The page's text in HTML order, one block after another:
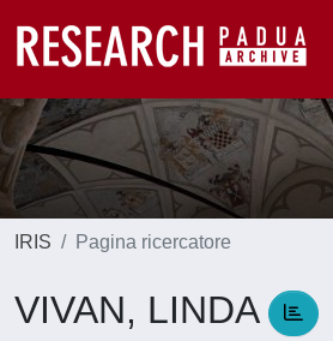
IRIS Pagina ricercatore
VIVAN, LINDA